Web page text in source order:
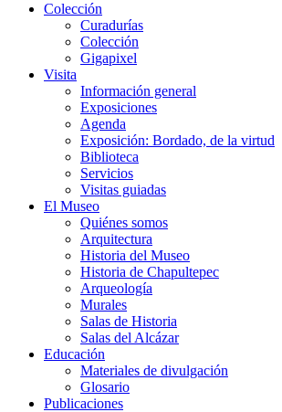
Colección
Curadurías
Colección
Gigapixel
Visita
Información general
Exposiciones
Agenda
Exposición: Bordado, de la virtud
Biblioteca
Servicios
Visitas guiadas
El Museo
Quiénes somos
Arquitectura
Historia del Museo
Historia de Chapultepec
Arqueología
Murales
Salas de Historia
Salas del Alcázar
Educación
Materiales de divulgación
Glosario
Publicaciones